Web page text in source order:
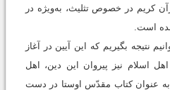
کريم در خصوص تثلیث، به‌ويژه در
است.
نتیجه بگیریم که این آیین در آغاز
اسلام نیز پیروان این دین، اهل
به عنوان کتاب مقدّس اوستا در دست